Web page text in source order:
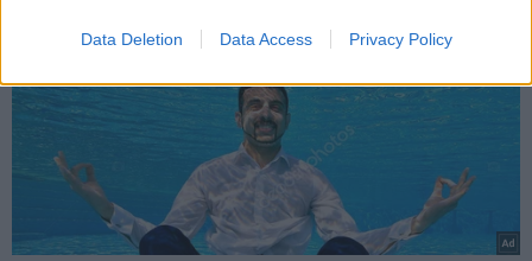
Data Deletion Data Access Privacy Policy